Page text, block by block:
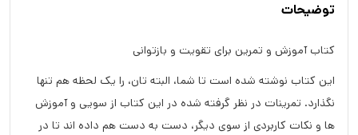
توضیحات
کتاب آموزش و تمرین برای تقویت و بازتوانی
این کتاب نوشته شده است تا شما، البته تان، را یک لحظه هم تنها
نگذارد. تمرینات در نظر گرفته شده در این کتاب از سویى و آموزش
ها و نکات کاربردى از سوی دیگر، دست به دست هم داده اند تا در